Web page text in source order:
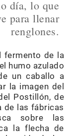
día, lo que
para llenar
renglones.
fermento de la
humo azulado
un caballo a
la imagen del
Postillón, de
de las fábricas
sobre las
la flecha de